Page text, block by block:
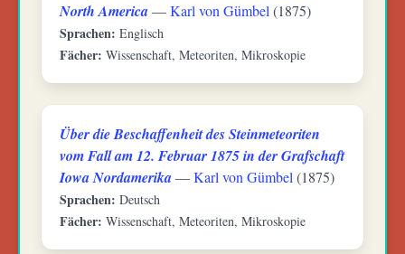
North America—Karl von Gümbel (1875)
Sprachen: Englisch
Fächer: Wissenschaft, Meteoriten, Mikroskopie
Über die Beschaffenheit des Steinmeteoriten
vom Fall am 12. Februar 1875 in der Grafschaft
Iowa Nordamerika—Karl von Gümbel (1875)
Sprachen: Deutsch
Fächer: Wissenschaft, Meteoriten, Mikroskopie